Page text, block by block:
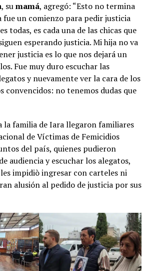
, sumamá, agregó: “Esto no termina
fue un comienzo para pedir justicia
todas, es cada una de las chicas que
esperando justicia. Mi hija no va
justicia es lo que nos dejará un
Fue muy duro escuchar las
y nuevamente ver la cara de los
convencidos: no tenemos dudas que
la familia de Iara llegaron familiares
de Víctimas de Femicidios
del país, quienes pudieron
audiencia y escuchar los alegatos,
impidiò ingresar con carteles ni
alusión al pedido de justicia por sus